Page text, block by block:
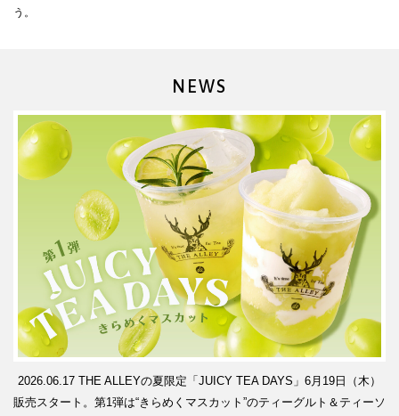
う。
NEWS
2026.06.17 THE ALLEYの夏限定「JUICY TEA DAYS」6月19日（木）
販売スタート。第1弾は“きらめくマスカット”のティーグルト＆ティーソ